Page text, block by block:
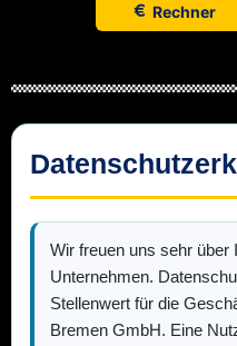
Rechner
Wir freuen uns sehr über
Unternehmen.
Stellenwert für die
Bremen GmbH. Eine